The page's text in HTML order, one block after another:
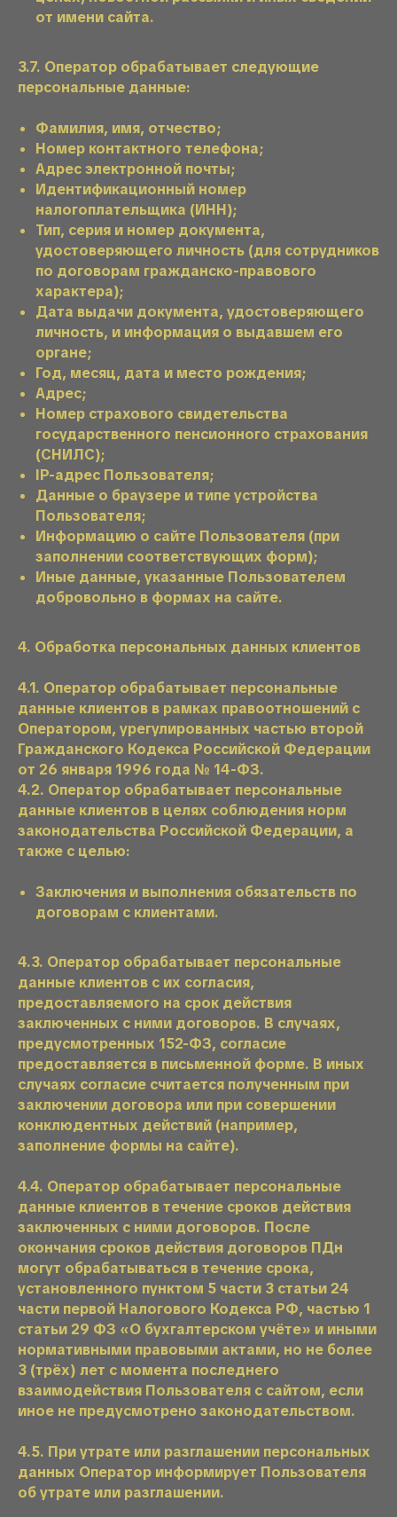
от имени сайта.
3.7. Оператор обрабатывает следующие
персональные данные:
Фамилия, имя, отчество;
Номер контактного телефона;
Адрес электронной почты;
Идентификационный номер
налогоплательщика (ИНН);
Тип, серия и номер документа,
удостоверяющего личность (для сотрудников
по договорам гражданско-правового
характера);
Дата выдачи документа, удостоверяющего
личность, и информация о выдавшем его
органе;
Год, месяц, дата и место рождения;
Адрес;
Номер страхового свидетельства
государственного пенсионного страхования
(СНИЛС);
IP-адрес Пользователя;
Данные о браузере и типе устройства
Пользователя;
Информацию о сайте Пользователя (при
заполнении соответствующих форм);
Иные данные, указанные Пользователем
добровольно в формах на сайте.
4. Обработка персональных данных клиентов
4.1. Оператор обрабатывает персональные
данные клиентов в рамках правоотношений с
Оператором, урегулированных частью второй
Гражданского Кодекса Российской Федерации
от 26 января 1996 года № 14-ФЗ.
4.2. Оператор обрабатывает персональные
данные клиентов в целях соблюдения норм
законодательства Российской Федерации, а
также с целью:
Заключения и выполнения обязательств по
договорам с клиентами.
4.3. Оператор обрабатывает персональные
данные клиентов с их согласия,
предоставляемого на срок действия
заключенных с ними договоров. В случаях,
предусмотренных 152-ФЗ, согласие
предоставляется в письменной форме. В иных
случаях согласие считается полученным при
заключении договора или при совершении
конклюдентных действий (например,
заполнение формы на сайте).
4.4. Оператор обрабатывает персональные
данные клиентов в течение сроков действия
заключенных с ними договоров. После
окончания сроков действия договоров ПДн
могут обрабатываться в течение срока,
установленного пунктом 5 части 3 статьи 24
части первой Налогового Кодекса РФ, частью 1
статьи 29 ФЗ «О бухгалтерском учёте» и иными
нормативными правовыми актами, но не более
3 (трёх) лет с момента последнего
взаимодействия Пользователя с сайтом, если
иное не предусмотрено законодательством.
4.5. При утрате или разглашении персональных
данных Оператор информирует Пользователя
об утрате или разглашении.